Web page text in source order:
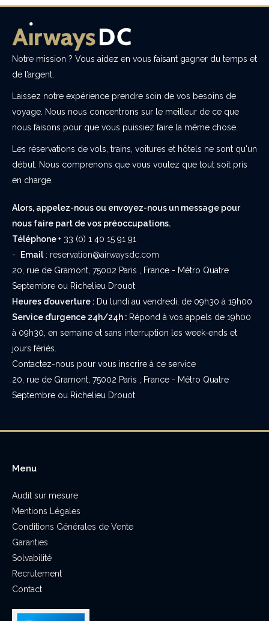
Notre mission ? Vous aidez en vous faisant gagner du temps et
de l’argent.
Laissez notre expérience prendre soin de vos besoins de
voyage. Nous nous concentrons sur le meilleur de ce que
nous faisons pour que vous puissiez faire la même chose.
Les réservations de vols, trains, voitures et hôtels ne sont qu'un
début. Nous comprenons que vous voulez que tout soit pris
en charge.
Alors, appelez-nous ou envoyez-nous un message pour
nous faire part de vos préoccupations.
Téléphone+ 33 (0) 1 40 15 91 91
-
Email: reservation@airwaysdc.com
20, rue de Gramont, 75002 Paris , France - Métro Quatre
Septembre ou Richelieu Drouot
Heures d’ouverture : Du lundi au vendredi, de 09h30 à 19h00
Service d’urgence 24h/24h : Répond à vos appels de 19h00
à 09h30, en semaine et sans interruption les week-ends et
jours fériés.
Contactez-nous pour vous inscrire à ce service
20, rue de Gramont, 75002 Paris , France - Métro Quatre
Septembre ou Richelieu Drouot
Menu
Audit sur mesure
Mentions Légales
Conditions Générales de Vente
Garanties
Solvabilité
Recrutement
Contact